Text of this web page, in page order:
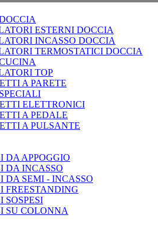
ESTERNI DOCCIA
INCASSO DOCCIA
TERMOSTATICI DOCCIA
TOP
A PARETE
ELETTRONICI
A PEDALE
A PULSANTE
DA APPOGGIO
DA INCASSO
DA SEMI - INCASSO
FREESTANDING
SOSPESI
SU COLONNA